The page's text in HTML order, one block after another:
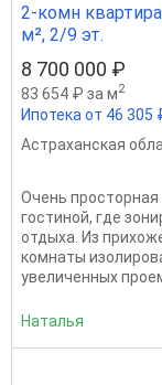
2-комн
м², 2/9 эт.
8 700 000 ₽
83 654 ₽ за м2
Ипотека от 46 305
Астраханская
Очень просторная
гостиной, где
отдыха. Из
комнаты
увеличенных
Наталья